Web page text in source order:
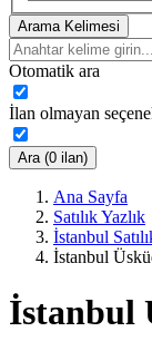
Arama Kelimesi
Otomatik ara
İlan olmayan
Ara (0 ilan)
Ana Sayfa
Satılık Yazlık
İstanbul
İstanbul
İstanbul